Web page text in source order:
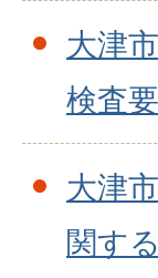
大津
検査
大津
関す